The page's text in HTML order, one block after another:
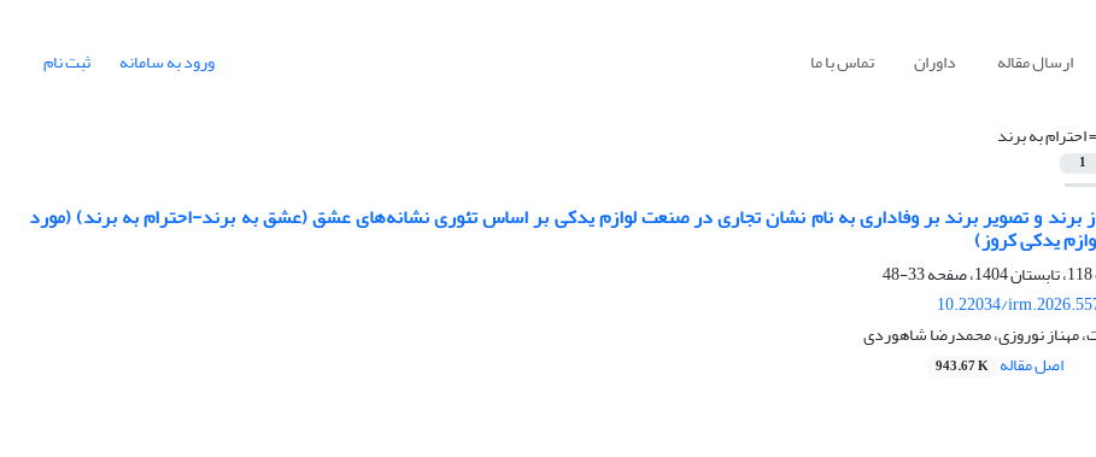
ارسال مقاله داوران تماس با ما ورود به سامانه ثبت نام
احترام به برند
1
برند و تصویر برند بر وفاداری به نام نشان تجاری در صنعت لوازم یدکی بر اساس تئوری نشانه‌های عشق (عشق به برند-احترام به برند) (مورد
یدکی کروز)
33-48
10.22034/
مهناز نوروزی، محمدرضا شاهوردی
اصل مقاله 943.67 K